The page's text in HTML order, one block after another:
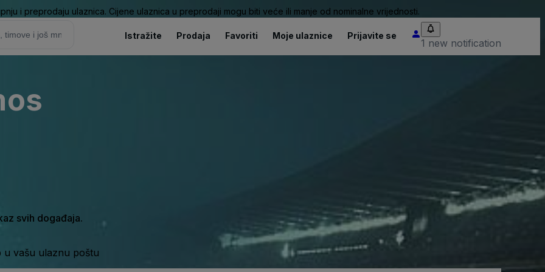
i preprodaju ulaznica. Cijene ulaznica u preprodaji mogu biti veće ili manje od nominalne vrijednosti.
Istražite Prodaja Favoriti Moje ulaznice Prijavite se
1 new notification
svih događaja.
u vašu ulaznu poštu